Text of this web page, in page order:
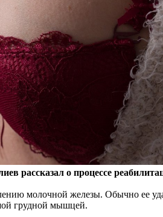
рассказал о процессе
молочной железы. Обычно ее
грудной мышцей.